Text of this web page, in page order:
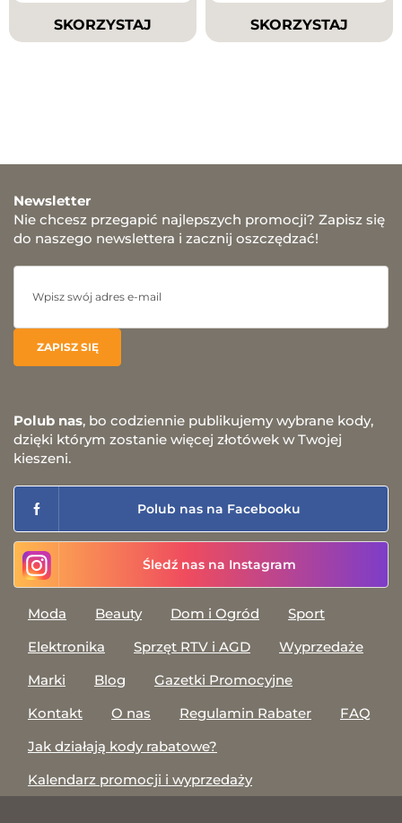
SKORZYSTAJ SKORZYSTAJ
Newsletter
Nie chcesz przegapić najlepszych promocji? Zapisz się
do naszego newslettera i zacznij oszczędzać!
Polub nas, bo codziennie publikujemy wybrane kody,
dzięki którym zostanie więcej złotówek w Twojej
kieszeni.
Polub nas na Facebooku
Śledź nas na Instagram
Moda Beauty Dom i Ogród
Sport
Elektronika
Sprzęt RTV i AGD
Wyprzedaże
Marki
Blog
Gazetki Promocyjne
Kontakt
O nas Regulamin Rabater
FAQ
Jak działają kody rabatowe?
Kalendarz promocji i wyprzedaży